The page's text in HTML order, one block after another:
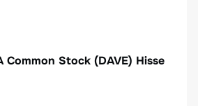
Common Stock (DAVE) Hisse